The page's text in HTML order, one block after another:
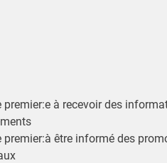
premier:e à recevoir des
premier:à être informé des